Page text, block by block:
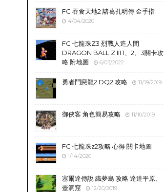
FC 吞食天地2 諸葛孔明傳 金手指
4/04/2020
FC 七龍珠Z3 烈戰人造人間
DRAGON BALL Z III 1、2、3關卡攻
略 附地圖
6/03/2022
勇者鬥惡龍2 DQ2 攻略 11/19/2019
御俠客 角色簡易攻略 11/10/2019
FC 七龍珠z2攻略 心得 關卡地圖
1/14/2020
塞爾達傳說 織夢島 攻略 達達平原、
壺洞窟
12/20/2019